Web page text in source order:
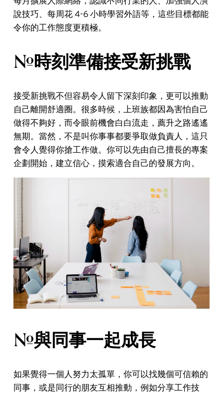
說技巧、每周花 4-6 小時學習外語等，這些目標都能
令你的工作態度更積極。
#時刻準備接受新挑戰
接受新挑戰不但容易令人留下深刻印象，更可以推動
自己離開舒適圈。很多時候，上班族都因為害怕自己
做得不夠好，而令眼前機會白白流走，薦升之路遙遙
無期。當然，不是叫你事事都要爭取做負責人，這只
會令人覺得你搶工作做。你可以先由自己擅長的專案
企劃開始，建立信心，摸索適合自己的發展方向。
#與同事一起成長
如果覺得一個人努力太孤單，你可以找幾個可信賴的
同事，或是同行的朋友互相推動，例如分享工作技